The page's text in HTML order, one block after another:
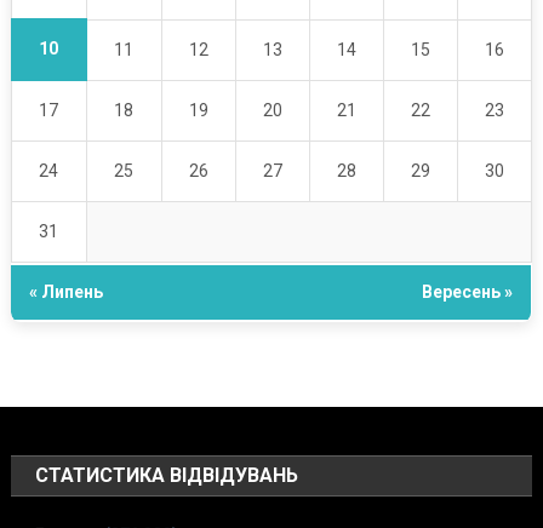
10 11 12 13 14 15 16
17 18 19 20 21 22 23
24 25 26 27 28 29 30
31
« Липень Вересень »
СТАТИСТИКА ВІДВІДУВАНЬ